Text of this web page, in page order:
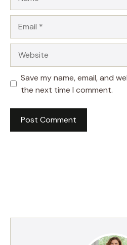
Save my name, email, and
the next time I comment.